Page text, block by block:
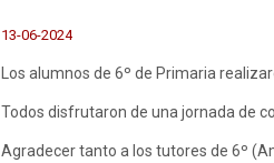
13-06-2024
Los alumnos de 6º de Primaria
Todos disfrutaron de una jornada de
Agradecer tanto a los tutores de 6º